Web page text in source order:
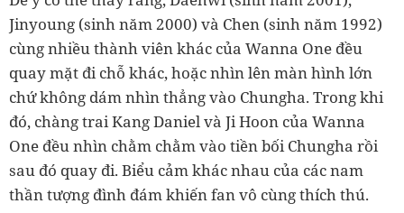
Jinyoung (sinh năm 2000) và Chen (sinh năm 1992)
cùng nhiều thành viên khác của Wanna One đều
quay mặt đi chỗ khác, hoặc nhìn lên màn hình lớn
chứ không dám nhìn thẳng vào Chungha. Trong khi
đó, chàng trai Kang Daniel và Ji Hoon của Wanna
One đều nhìn chằm chằm vào tiền bối Chungha rồi
sau đó quay đi. Biểu cảm khác nhau của các nam
thần tượng đình đám khiến fan vô cùng thích thú.